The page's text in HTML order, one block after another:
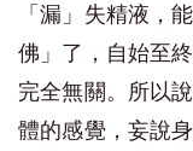
「漏」失精液，
佛」了，自始至
完全無關。所以
體的感覺，妄說